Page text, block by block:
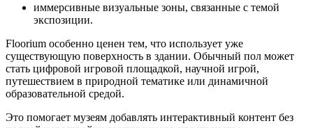
иммерсивные визуальные зоны, связанные с темой
экспозиции.
Floorium особенно ценен тем, что использует уже
существующую поверхность в здании. Обычный пол может
стать цифровой игровой площадкой, научной игрой,
путешествием в природной тематике или динамичной
образовательной средой.
Это помогает музеям добавлять интерактивный контент без